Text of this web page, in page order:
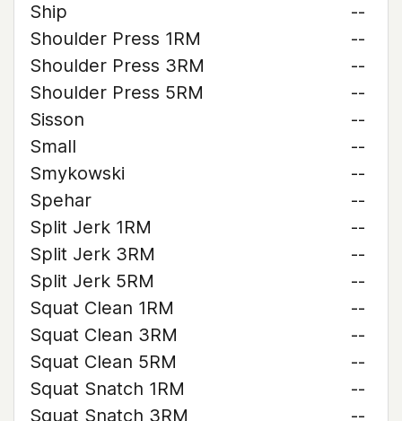
Ship
--
Shoulder Press 1RM
--
Shoulder Press 3RM
--
Shoulder Press 5RM
--
Sisson
--
Small
--
Smykowski
--
Spehar
--
Split Jerk 1RM
--
Split Jerk 3RM
--
Split Jerk 5RM
--
Squat Clean 1RM
--
Squat Clean 3RM
--
Squat Clean 5RM
--
Squat Snatch 1RM
--
Squat Snatch 3RM
--